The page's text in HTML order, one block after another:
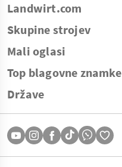
Landwirt.com
Skupine strojev
Mali oglasi
Top blagovne znamke
Države